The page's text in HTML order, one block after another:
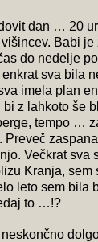
dan … 20
Babi
do nedelje
sva bila
imela plan
z lahkoto še
tempo …
Preveč
Večkrat sva
Kranja, sem
leto sem bila
to …!?